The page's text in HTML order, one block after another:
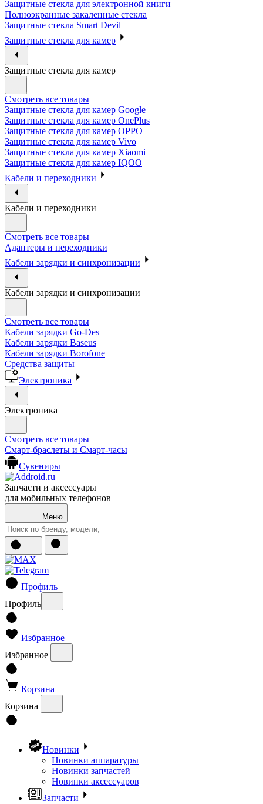
Защитные стекла для электронной книги
Полноэкранные закаленные стекла
Защитные стекла Smart Devil
Защитные стекла для камер
Защитные стекла для камер
Смотреть все товары
Защитные стекла для камер Google
Защитные стекла для камер OnePlus
Защитные стекла для камер OPPO
Защитные стекла для камер Vivo
Защитные стекла для камер Xiaomi
Защитные стекла для камер IQOO
Кабели и переходники
Кабели и переходники
Смотреть все товары
Адаптеры и переходники
Кабели зарядки и синхронизации
Кабели зарядки и синхронизации
Смотреть все товары
Кабели зарядки Go-Des
Кабели зарядки Baseus
Кабели зарядки Borofone
Средства защиты
Электроника
Электроника
Смотреть все товары
Смарт-браслеты и Смарт-часы
Сувениры
Запчасти и аксессуары
для мобильных телефонов
Меню
Профиль
Профиль
Избранное
Избранное
Корзина
Корзина
Новинки
Новинки аппаратуры
Новинки запчастей
Новинки аксессуаров
Запчасти